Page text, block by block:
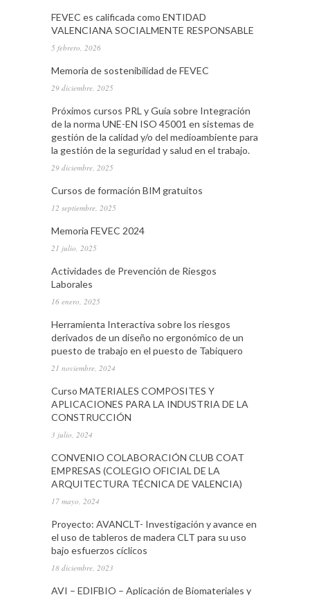
FEVEC es calificada como ENTIDAD
VALENCIANA SOCIALMENTE RESPONSABLE
5 febrero, 2026
Memoria de sostenibilidad de FEVEC
29 diciembre, 2025
Próximos cursos PRL y Guía sobre Integración
de la norma UNE-EN ISO 45001 en sistemas de
gestión de la calidad y/o del medioambiente para
la gestión de la seguridad y salud en el trabajo.
29 diciembre, 2025
Cursos de formación BIM gratuitos
12 septiembre, 2025
Memoria FEVEC 2024
21 julio, 2025
Actividades de Prevención de Riesgos
Laborales
16 enero, 2025
Herramienta Interactiva sobre los riesgos
derivados de un diseño no ergonómico de un
puesto de trabajo en el puesto de Tabiquero
21 noviembre, 2024
Curso MATERIALES COMPOSITES Y
APLICACIONES PARA LA INDUSTRIA DE LA
CONSTRUCCIÓN
3 julio, 2024
CONVENIO COLABORACIÓN CLUB COAT
EMPRESAS (COLEGIO OFICIAL DE LA
ARQUITECTURA TÉCNICA DE VALENCIA)
17 mayo, 2024
Proyecto: AVANCLT- Investigación y avance en
el uso de tableros de madera CLT para su uso
bajo esfuerzos cíclicos
18 diciembre, 2023
AVI – EDIFBIO – Aplicación de Biomateriales y